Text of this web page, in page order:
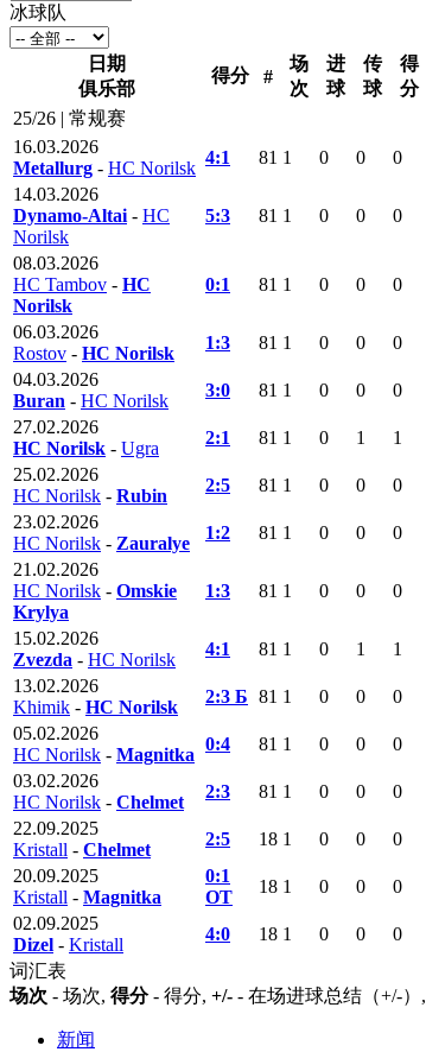
冰球队
日期
俱乐部
得分 #
场
次
进
球
传
球
得
分
25/26 | 常规赛
16.03.2026
Metallurg - HC Norilsk
4:1 81 1 0 0 0
14.03.2026
Dynamo-Altai - HC
Norilsk
5:3 81 1 0 0 0
08.03.2026
HC Tambov - HC
Norilsk
0:1 81 1 0 0 0
06.03.2026
Rostov - HC Norilsk
1:3 81 1 0 0 0
04.03.2026
Buran - HC Norilsk
3:0 81 1 0 0 0
27.02.2026
HC Norilsk - Ugra
2:1 81 1 0 1 1
25.02.2026
HC Norilsk - Rubin
2:5 81 1 0 0 0
23.02.2026
HC Norilsk - Zauralye
1:2 81 1 0 0 0
21.02.2026
HC Norilsk - Omskie
Krylya
1:3 81 1 0 0 0
15.02.2026
Zvezda - HC Norilsk
4:1 81 1 0 1 1
13.02.2026
Khimik - HC Norilsk
2:3 Б 81 1 0 0 0
05.02.2026
HC Norilsk - Magnitka
0:4 81 1 0 0 0
03.02.2026
HC Norilsk - Chelmet
2:3 81 1 0 0 0
22.09.2025
Kristall - Chelmet
2:5 18 1 0 0 0
20.09.2025
Kristall - Magnitka
0:1
ОТ
18 1 0 0 0
02.09.2025
Dizel - Kristall
4:0 18 1 0 0 0
词汇表
场次 - 场次, 得分- 得分, +/- - 在场进球总结（+/-）,
新闻